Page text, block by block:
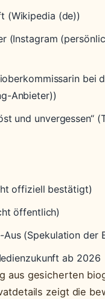
(Wikipedia (de))
(Instagram
bei
Anbieter))
und unvergessen“
offiziell bestätigt)
öffentlich)
Aus (Spekulation der
ab 2026
aus gesicherten
zeigt die